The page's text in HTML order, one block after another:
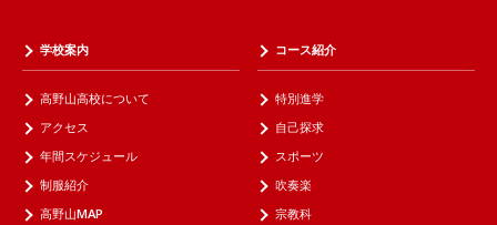
学校案内
高野山高校について
アクセス
年間スケジュール
制服紹介
高野山MAP
コース紹介
特別進学
自己探求
スポーツ
吹奏楽
宗教科